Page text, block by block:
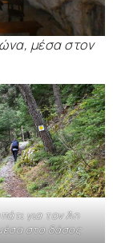
μέσα στον
για τον Άη
στο δάσος